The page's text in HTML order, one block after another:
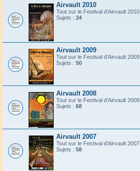
Airvault 2010
Tout sur le Festival d'Airvault 2010
Sujets : 24
Airvault 2009
Tout sur le Festival d'Airvault 2009
Sujets : 50
Airvault 2008
Tout sur le Festival d'Airvault 2008.
Sujets : 68
Airvault 2007
Tout sur le Festival d'Airvault 2007.
Sujets : 58